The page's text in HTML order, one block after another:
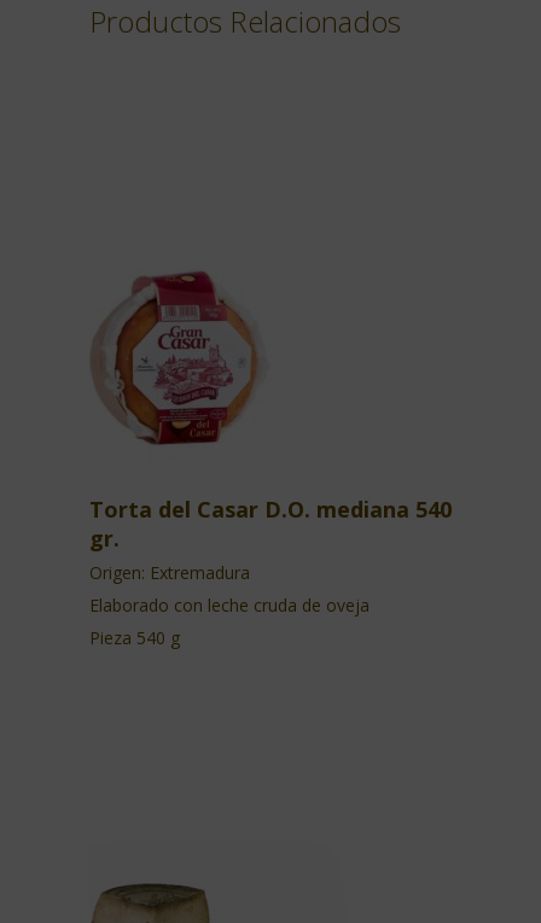
Productos Relacionados
Torta del Casar D.O. mediana 540
gr.
Origen: Extremadura
Elaborado con leche cruda de oveja
Pieza 540 g